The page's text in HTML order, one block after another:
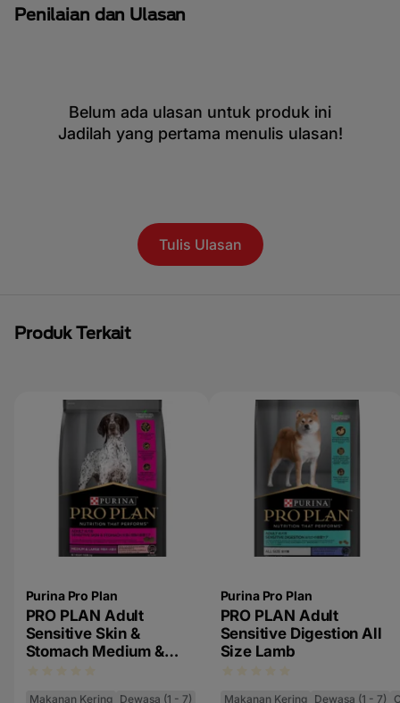
Penilaian dan Ulasan
Belum ada ulasan untuk produk ini
Jadilah yang pertama menulis ulasan!
Tulis Ulasan
Produk Terkait
Purina Pro Plan
PRO PLAN Adult
Sensitive Skin &
Stomach Medium &
Makanan Kering Dewasa (1 - 7)
Purina Pro Plan
PRO PLAN Adult
Sensitive Digestion All
Size Lamb
Makanan Kering Dewasa (1 - 7)